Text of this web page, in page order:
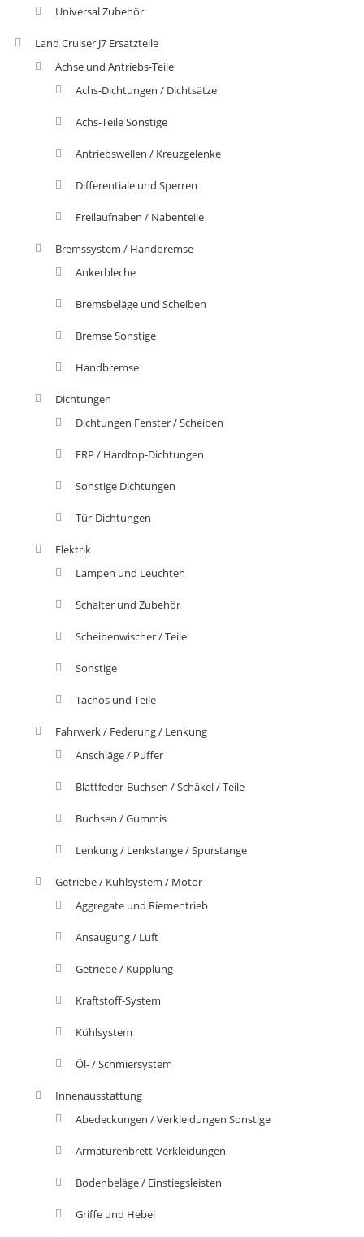
Universal Zubehör
Land Cruiser J7 Ersatzteile
Achse und Antriebs-Teile
Achs-Dichtungen / Dichtsätze
Achs-Teile Sonstige
Antriebswellen / Kreuzgelenke
Differentiale und Sperren
Freilaufnaben / Nabenteile
Bremssystem / Handbremse
Ankerbleche
Bremsbeläge und Scheiben
Bremse Sonstige
Handbremse
Dichtungen
Dichtungen Fenster / Scheiben
FRP / Hardtop-Dichtungen
Sonstige Dichtungen
Tür-Dichtungen
Elektrik
Lampen und Leuchten
Schalter und Zubehör
Scheibenwischer / Teile
Sonstige
Tachos und Teile
Fahrwerk / Federung / Lenkung
Anschläge / Puffer
Blattfeder-Buchsen / Schäkel / Teile
Buchsen / Gummis
Lenkung / Lenkstange / Spurstange
Getriebe / Kühlsystem / Motor
Aggregate und Riementrieb
Ansaugung / Luft
Getriebe / Kupplung
Kraftstoff-System
Kühlsystem
Öl- / Schmiersystem
Innenausstattung
Abedeckungen / Verkleidungen Sonstige
Armaturenbrett-Verkleidungen
Bodenbeläge / Einstiegsleisten
Griffe und Hebel